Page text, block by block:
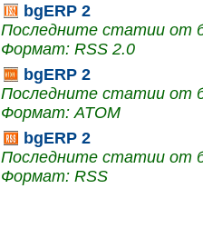
bgERP 2
Последните статии от
Формат: RSS 2.0
bgERP 2
Последните статии от
Формат: ATOM
bgERP 2
Последните статии от
Формат: RSS